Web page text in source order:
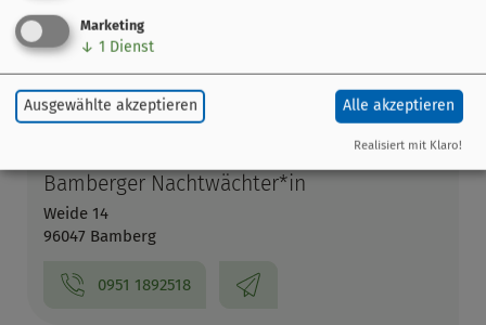
Veranstaltung ohne festen Ort
Bamberg
Bamberger Nachtwächter*in
Weide 14
96047 Bamberg
0951 1892518
Marketing
↓ 1 Dienst
Ausgewählte akzeptieren Alle akzeptieren
Realisiert mit Klaro!